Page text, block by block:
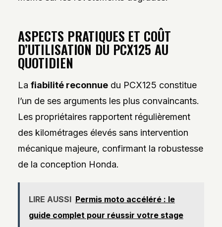
ASPECTS PRATIQUES ET COÛT
D’UTILISATION DU PCX125 AU
QUOTIDIEN
La fiabilité reconnuedu PCX125 constitue
l’un de ses arguments les plus convaincants.
Les propriétaires rapportent régulièrement
des kilométrages élevés sans intervention
mécanique majeure, confirmant la robustesse
de la conception Honda.
LIRE AUSSI Permis moto accéléré : le
guide complet pour réussir votre stage